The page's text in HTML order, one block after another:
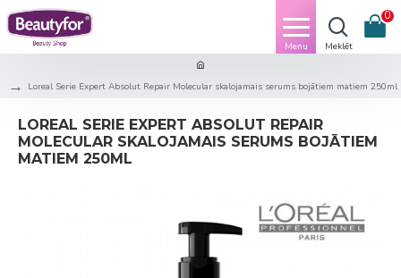
0
Loreal Serie Expert Absolut Repair Molecular skalojamais serums bojātiem matiem 250ml
LOREAL SERIE EXPERT ABSOLUT REPAIR
MOLECULAR SKALOJAMAIS SERUMS BOJĀTIEM
MATIEM 250ML